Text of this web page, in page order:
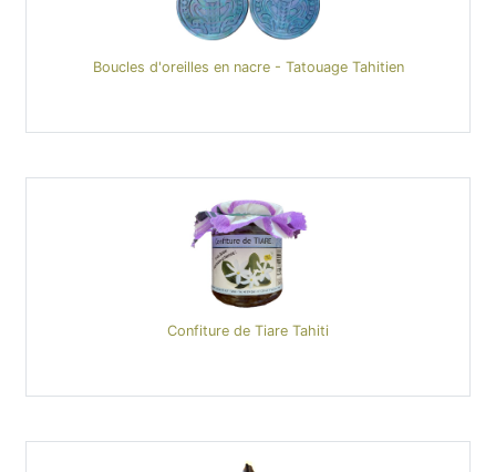
Boucles d'oreilles en nacre - Tatouage Tahitien
Confiture de Tiare Tahiti